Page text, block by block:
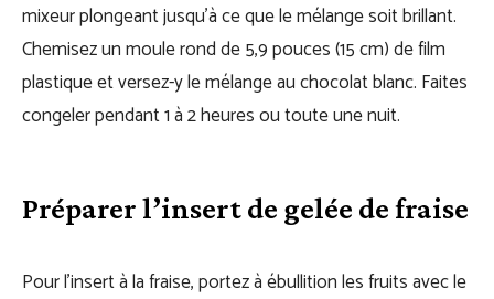
mixeur plongeant jusqu’à ce que le mélange soit brillant.
Chemisez un moule rond de 5,9 pouces (15 cm) de film
plastique et versez-y le mélange au chocolat blanc. Faites
congeler pendant 1 à 2 heures ou toute une nuit.
Préparer l’insert de gelée de fraise
Pour l’insert à la fraise, portez à ébullition les fruits avec le